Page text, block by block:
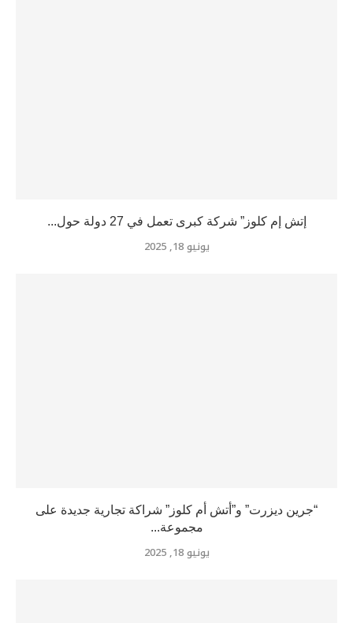
إتش إم كلوز” شركة كبرى تعمل في 27 دولة حول...
يونيو 18, 2025
“جرين ديزرت” و”أتش أم كلوز” شراكة تجارية جديدة على
مجموعة...
يونيو 18, 2025